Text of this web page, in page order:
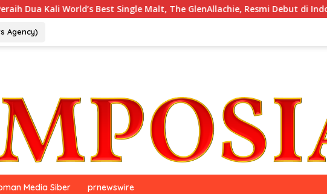
Best Single Malt, The GlenAllachie, Resmi Debut di Indonesia
Agency)
Media Siber prnewswire